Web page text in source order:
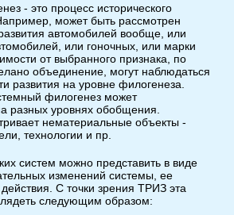
- это процесс исторического
может быть рассмотрен
автомобилей вообще, или
или гоночных, или марки
от выбранного признака, по
объединение, могут наблюдаться
развития на уровне филогенеза.
филогенез может
разных уровнях обобщения.
нематериальные объекты -
технологии и пр.
систем можно представить в виде
изменений системы, ее
С точки зрения ТРИЗ эта
следующим образом: